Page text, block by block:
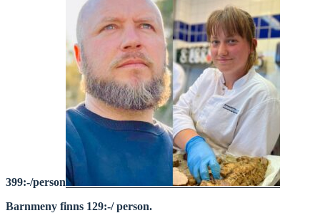
399:-/person
Barnmeny finns 129:-/ person.